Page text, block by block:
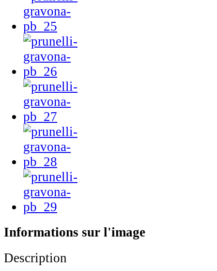
Informations sur l'image
Description